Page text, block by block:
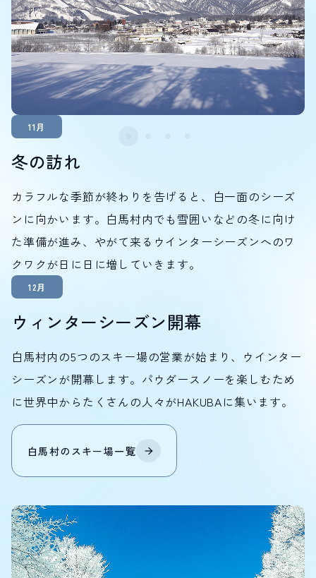
11月
冬の訪れ
カラフルな季節が終わりを告げると、白一面のシーズ
ンに向かいます。白馬村内でも雪囲いなどの冬に向け
た準備が進み、やがて来るウインターシーズンへのワ
クワクが日に日に増していきます。
12月
ウィンターシーズン開幕
白馬村内の5つのスキー場の営業が始まり、ウインター
シーズンが開幕します。パウダースノーを楽しむため
に世界中からたくさんの人々がHAKUBAに集います。
白馬村の スキー場一覧